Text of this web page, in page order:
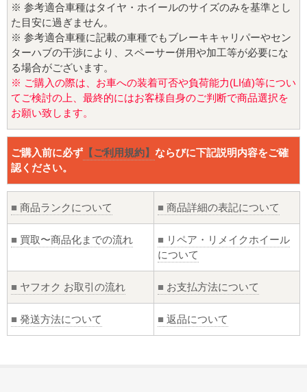
※ 参考適合車種はタイヤ・ホイールのサイズのみを基準とし
た目安に過ぎません。
※ 参考適合車種に記載の車種でもブレーキキャリパーやセン
ターハブの干渉により、スペーサー併用や加工等が必要にな
る場合がございます。
※ ご購入の際は、お車への装着可否や負荷能力(LI値)等につい
てご検討の上、最終的にはお客様自身のご判断で商品選択を
お願い致します。
ご購入前に必ず 【ご利用規約】 ならびに下記説明内容をご確
認ください。
■ 商品ランクについて ■ 商品詳細の表記について
■ 買取〜商品化までの流れ ■ リペア・リメイクホイール
について
■ ヤフオク お取引の流れ ■ お支払方法について
■ 発送方法について ■ 返品について